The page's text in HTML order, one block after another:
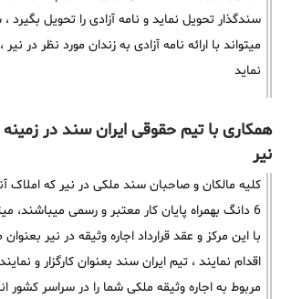
سندگذار تحویل نماید و نامه آزادی را تحویل
میتواند با ارائه نامه آزادی به زندان مورد نظر در نیر
نماید
همکاری با تیم حقوقی ایران سند در زمینه
نیر
کلیه مالکان و صاحبان سند ملکی در نیر که املاک
6 دانگ بهمراه پایان کار معتبر و رسمی میباشند،
با این مرکز و عقد قرارداد اجاره وثیقه در نیر بعنوان
اقدام نمایند ، تیم ایران سند بعنوان کارگزار و
مربوط به اجاره وثیقه ملکی شما را در سراسر کشور